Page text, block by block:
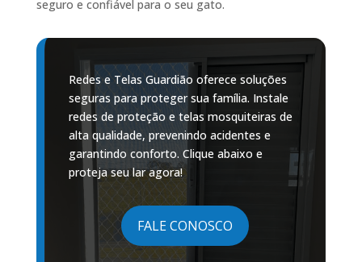
seguro e confiável para o seu gato.
Redes e Telas Guardião oferece soluções
seguras para proteger sua família. Instale
redes de proteção e telas mosquiteiras de
alta qualidade, prevenindo acidentes e
garantindo conforto. Clique abaixo e
proteja seu lar agora!
FALE CONOSCO